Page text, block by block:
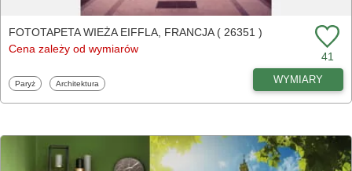
FOTOTAPETA WIEŻA EIFFLA, FRANCJA ( 26351 )
Cena zależy od wymiarów
41
Fototapety
Paryż Fototapety
Architektura WYMIARY